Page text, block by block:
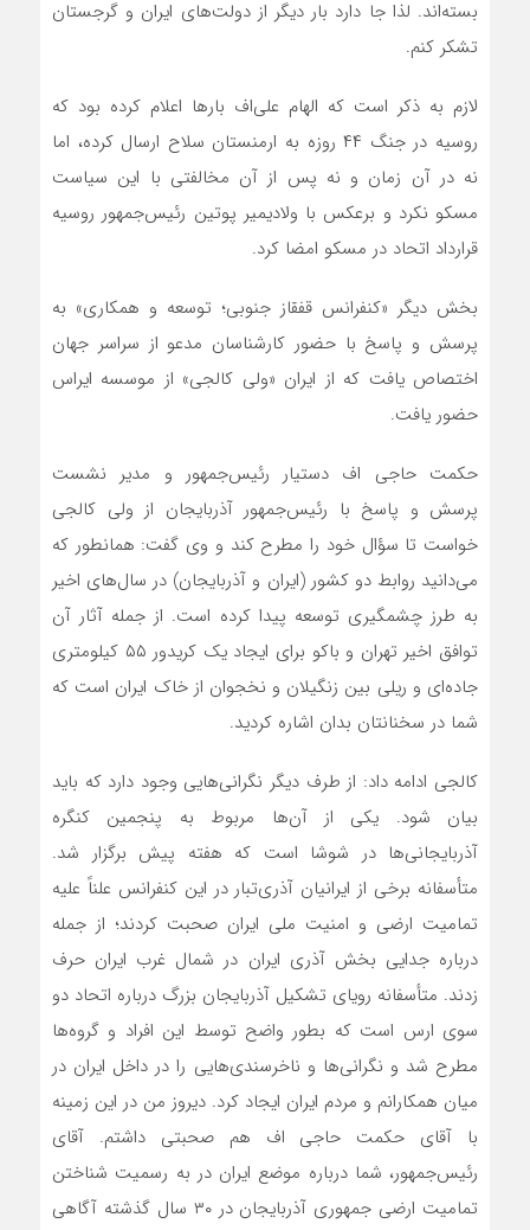
بسته‌اند. لذا جا دارد بار دیگر از دولت‌های ایران و گرجستان
تشکر کنم.
لازم به ذکر است که الهام علی‌اف بارها اعلام کرده بود که
روسیه در جنگ ۴۴ روزه به ارمنستان سلاح ارسال کرده، اما
نه در آن زمان و نه پس از آن مخالفتی با این سیاست
مسکو نکرد و برعکس با ولادیمیر پوتین رئیس‌جمهور روسیه
قرارداد اتحاد در مسکو امضا کرد.
بخش دیگر «کنفرانس قفقاز جنوبی؛ توسعه و همکاری» به
پرسش و پاسخ با حضور کارشناسان مدعو از سراسر جهان
اختصاص یافت که از ایران «ولی کالجی» از موسسه ایراس
حضور یافت.
حکمت حاجی اف دستیار رئیس‌جمهور و مدیر نشست
پرسش و پاسخ با رئیس‌جمهور آذربایجان از ولی کالجی
خواست تا سؤال خود را مطرح کند و وی گفت: همانطور که
می‌دانید روابط دو کشور (ایران و آذربایجان) در سال‌های اخیر
به طرز چشمگیری توسعه پیدا کرده است. از جمله آثار آن
توافق اخیر تهران و باکو برای ایجاد یک کریدور ۵۵ کیلومتری
جاده‌ای و ریلی بین زنگیلان و نخجوان از خاک ایران است که
شما در سخنانتان بدان اشاره کردید.
کالجی ادامه داد: از طرف دیگر نگرانی‌هایی وجود دارد که باید
بیان شود. یکی از آن‌ها مربوط به پنجمین کنگره
آذربایجانی‌ها در شوشا است که هفته پیش برگزار شد.
متأسفانه برخی از ایرانیان آذری‌تبار در این کنفرانس علناً علیه
تمامیت ارضی و امنیت ملی ایران صحبت کردند؛ از جمله
درباره جدایی بخش آذری ایران در شمال غرب ایران حرف
زدند. متأسفانه رویای تشکیل آذربایجان بزرگ درباره اتحاد دو
سوی ارس است که بطور واضح توسط این افراد و گروه‌ها
مطرح شد و نگرانی‌ها و ناخرسندی‌هایی را در داخل ایران در
میان همکارانم و مردم ایران ایجاد کرد. دیروز من در این زمینه
با آقای حکمت حاجی اف هم صحبتی داشتم. آقای
رئیس‌جمهور، شما درباره موضع ایران در به رسمیت شناختن
تمامیت ارضی جمهوری آذربایجان در ۳۰ سال گذشته آگاهی